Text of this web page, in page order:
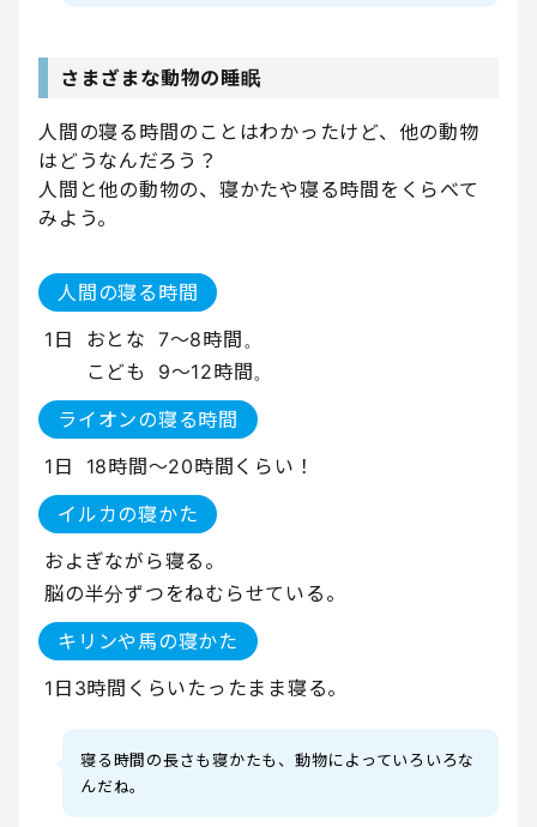
さまざまな動物の睡眠
人間の寝る時間のことはわかったけど、他の動物
はどうなんだろう？
人間と他の動物の、寝かたや寝る時間をくらべて
みよう。
人間の寝る時間
1日
おとな
こども
7〜8時間。
9〜12時間。
ライオンの寝る時間
1日
18時間〜20時間くらい！
イルカの寝かた
およぎながら寝る。
脳の半分ずつをねむらせている。
キリンや馬の寝かた
1日3時間くらいたったまま寝る。
寝る時間の長さも寝かたも、動物によっていろいろな
んだね。